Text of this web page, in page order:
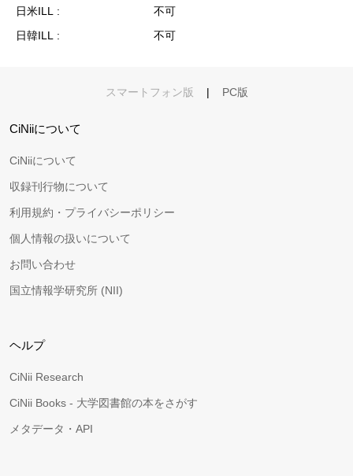
日米ILL
不可
日韓ILL
不可
スマートフォン版 | PC版
CiNiiについて
CiNiiについて
収録刊行物について
利用規約・プライバシーポリシー
個人情報の扱いについて
お問い合わせ
国立情報学研究所 (NII)
ヘルプ
CiNii Research
CiNii Books - 大学図書館の本をさがす
メタデータ・API